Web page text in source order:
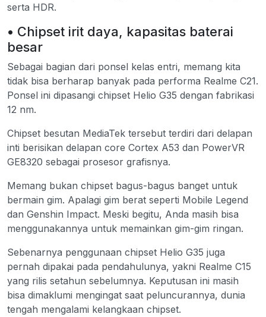
serta HDR.
• Chipset irit daya, kapasitas baterai
besar
Sebagai bagian dari ponsel kelas entri, memang kita
tidak bisa berharap banyak pada performa Realme C21.
Ponsel ini dipasangi chipset Helio G35 dengan fabrikasi
12 nm.
Chipset besutan MediaTek tersebut terdiri dari delapan
inti berisikan delapan core Cortex A53 dan PowerVR
GE8320 sebagai prosesor grafisnya.
Memang bukan chipset bagus-bagus banget untuk
bermain gim. Apalagi gim berat seperti Mobile Legend
dan Genshin Impact. Meski begitu, Anda masih bisa
menggunakannya untuk memainkan gim-gim ringan.
Sebenarnya penggunaan chipset Helio G35 juga
pernah dipakai pada pendahulunya, yakni Realme C15
yang rilis setahun sebelumnya. Keputusan ini masih
bisa dimaklumi mengingat saat peluncurannya, dunia
tengah mengalami kelangkaan chipset.